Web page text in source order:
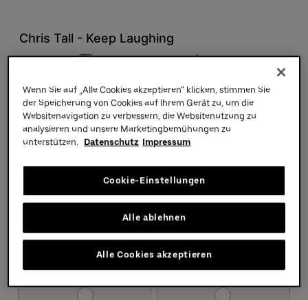
Wenn Sie auf „Alle Cookies akzeptieren“ klicken, stimmen Sie
der Speicherung von Cookies auf Ihrem Gerät zu, um die
Websitenavigation zu verbessern, die Websitenutzung zu
analysieren und unsere Marketingbemühungen zu
unterstützen.
Datenschutz Impressum
Cookie-Einstellungen
Alle ablehnen
Alle Cookies akzeptieren